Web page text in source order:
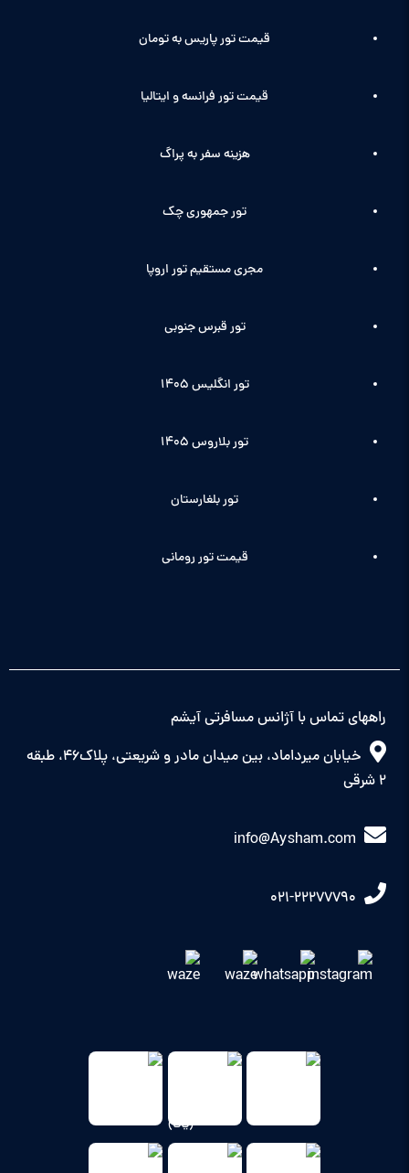
قیمت تور پاریس به تومان
قیمت تور فرانسه و ایتالیا
هزینه سفر به پراگ
تور جمهوری چک
مجری مستقیم تور اروپا
تور قبرس جنوبی
تور انگلیس ۱۴۰5
تور بلاروس 1405
تور بلغارستان
قیمت تور رومانی
راههای تماس با آژانس مسافرتی آیشم
خیابان میرداماد، بین میدان مادر و شریعتی، پلاک46، طبقه
2 شرقی